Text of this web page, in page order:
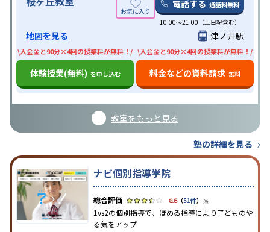
電話する 通話料無料
10:00〜21:00（土日祝含む）
地図を見る 津ノ井駅
\入会金と90分×4回の授業料が無料！/
体験授業(無料) を申し込む
\入会金と90分×4回の授業料が無料！/
料金などの資料請求 無料
教室をもっと見る
塾の詳細を見る
ナビ個別指導学院
3.5（51件） ※
1vs2の個別指導で、ほめる指導により子どものや
る気をアップ